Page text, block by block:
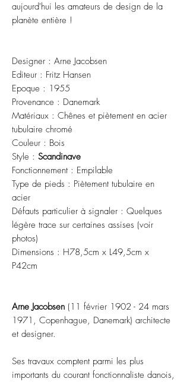
aujourd'hui les amateurs de design de la
planète entière !
Designer : Arne Jacobsen
Editeur : Fritz Hansen
Epoque : 1955
Provenance : Danemark
Matériaux : Chênes et piètement en acier
tubulaire chromé
Couleur : Bois
Style : Scandinave
Fonctionnement : Empilable
Type de pieds : Piètement tubulaire en
acier
Défauts particulier à signaler : Quelques
légère trace sur certaines assises (voir
photos)
Dimensions : H78,5cm x L49,5cm x
P42cm
Arne Jacobsen (11 février 1902 - 24 mars
1971, Copenhague, Danemark) architecte
et designer.
Ses travaux comptent parmi les plus
importants du courant fonctionnaliste danois,